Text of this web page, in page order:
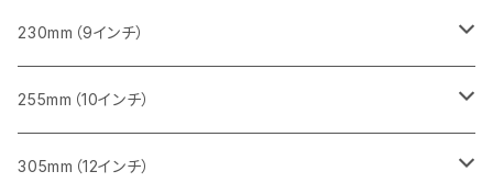
一般道路カッター用
レンガ切断用
インターロッキング切断用
鋳鉄管切断用
ブロック切断用
レンガ切断用
インターロッキング切断用
ブロック切断用
レンガ切断用
インターロッキング切断用
コンクリート切断用
ブロック切断用
レンガ切断用
みかげ石（御影石）切断用
コンクリート切断用
ブロック切断用
230mm（9インチ）
みかげ石（御影石）切断用
コンクリート切断用
255mm（10インチ）
コンクリート切断用
305mm（12インチ）